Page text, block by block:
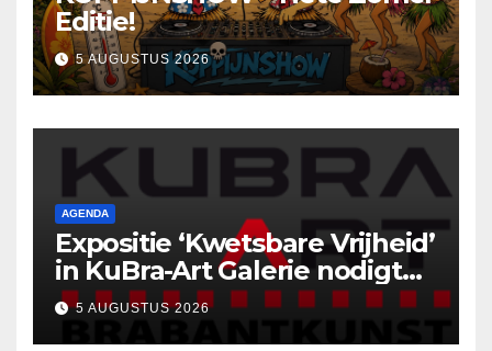
Editie!
5 AUGUSTUS 2026
AGENDA
Expositie ‘Kwetsbare Vrijheid’
in KuBra-Art Galerie nodigt
uit tot ontmoeting en
reflectie
5 AUGUSTUS 2026